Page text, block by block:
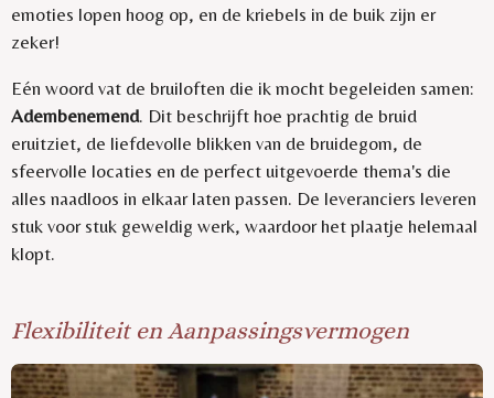
emoties lopen hoog op, en de kriebels in de buik zijn er
zeker!
Eén woord vat de bruiloften die ik mocht begeleiden samen:
Adembenemend. Dit beschrijft hoe prachtig de bruid
eruitziet, de liefdevolle blikken van de bruidegom, de
sfeervolle locaties en de perfect uitgevoerde thema's die
alles naadloos in elkaar laten passen. De leveranciers leveren
stuk voor stuk geweldig werk, waardoor het plaatje helemaal
klopt.
Flexibiliteit en Aanpassingsvermogen